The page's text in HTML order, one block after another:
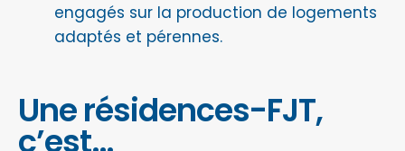
engagés sur la production de logements
adaptés et pérennes.
Une résidences-FJT,
c’est…